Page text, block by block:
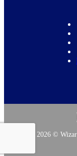
Copyright 2026 ©